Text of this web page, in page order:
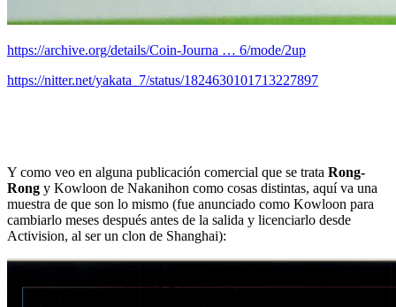
https://archive.org/details/Coin-Journa … 6/mode/2up
https://nitter.net/yakata_7/status/1824630101713227897
Y como veo en alguna publicación comercial que se trata Rong-
Rong y Kowloon de Nakanihon como cosas distintas, aquí va una
muestra de que son lo mismo (fue anunciado como Kowloon para
cambiarlo meses después antes de la salida y licenciarlo desde
Activision, al ser un clon de Shanghai):